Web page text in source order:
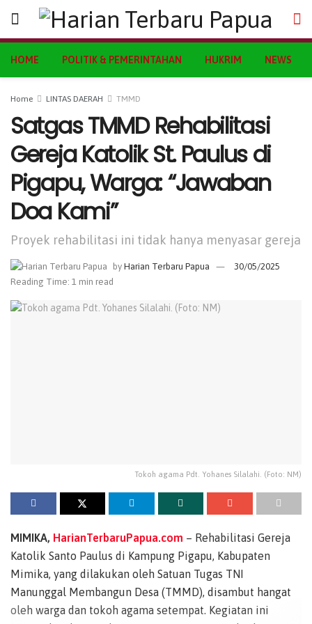
HOME POLITIK & PEMERINTAHAN HUKRIM NEWS
Home LINTAS DAERAH TMMD
Satgas TMMD Rehabilitasi
Gereja Katolik St. Paulus di
Pigapu, Warga: “Jawaban
Doa Kami”
Proyek rehabilitasi ini tidak hanya menyasar gereja
by Harian Terbaru Papua
30/05/2025
Reading Time: 1 min read
Tokoh agama Pdt. Yohanes Silalahi. (Foto: NM)
MIMIKA, HarianTerbaruPapua.com – Rehabilitasi Gereja
Katolik Santo Paulus di Kampung Pigapu, Kabupaten
Mimika, yang dilakukan oleh Satuan Tugas TNI
Manunggal Membangun Desa (TMMD), disambut hangat
oleh warga dan tokoh agama setempat. Kegiatan ini